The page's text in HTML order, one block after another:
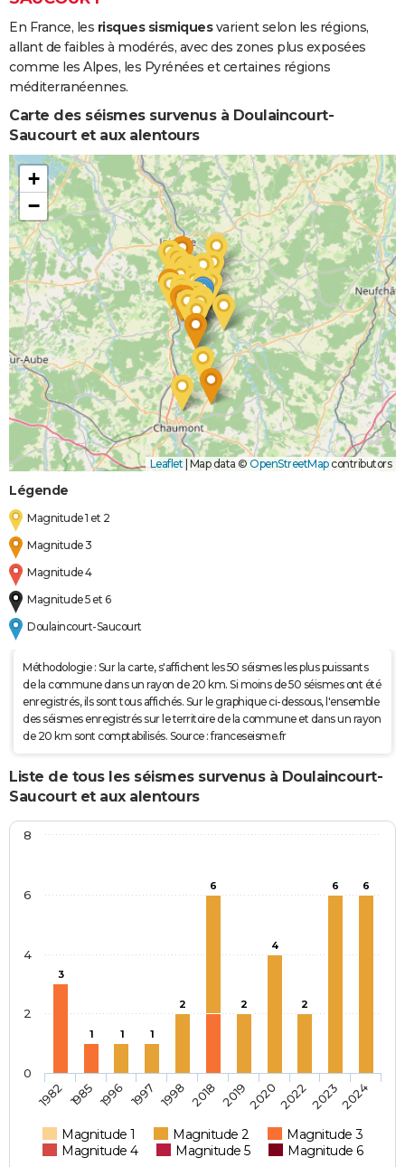
Inondations
et/ou
Coulées de
Boue
08/12/1982 31/12/1982 24 j Oui
En France, les risques sismiquesvarient selon les régions,
allant de faibles à modérés, avec des zones plus exposées
comme les Alpes, les Pyrénées et certaines régions
méditerranéennes.
Carte des séismes survenus à Doulaincourt-
Saucourt et aux alentours
+
−
Leaflet | Map data © OpenStreetMapcontributors
Légende
Magnitude 1 et 2
Magnitude 3
Magnitude 4
Magnitude 5 et 6
Doulaincourt-Saucourt
Méthodologie : Sur la carte, s'affichent les 50 séismes les plus puissants
de la commune dans un rayon de 20 km. Si moins de 50 séismes ont été
enregistrés, ils sont tous affichés. Sur le graphique ci-dessous, l'ensemble
des séismes enregistrés sur le territoire de la commune et dans un rayon
de 20 km sont comptabilisés. Source : franceseisme.fr
Liste de tous les séismes survenus à Doulaincourt-
Saucourt et aux alentours
3
1 1 1
2
6
2
4
2
6 6
Magnitude 1 Magnitude 2
Magnitude 3
Magnitude 4
Magnitude 5 Magnitude 6
1982 1985 1996 1997 1998 2018 20192020202220232024
0
2
4
6
8